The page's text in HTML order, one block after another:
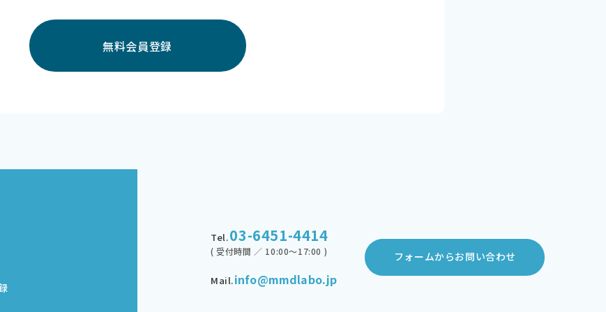
無料会員登録
Tel.03-6451-4414
( 受付時間 ／ 10:00～17:00 )
Mail.info@mmdlabo.jp
フォームからお問い合わせ